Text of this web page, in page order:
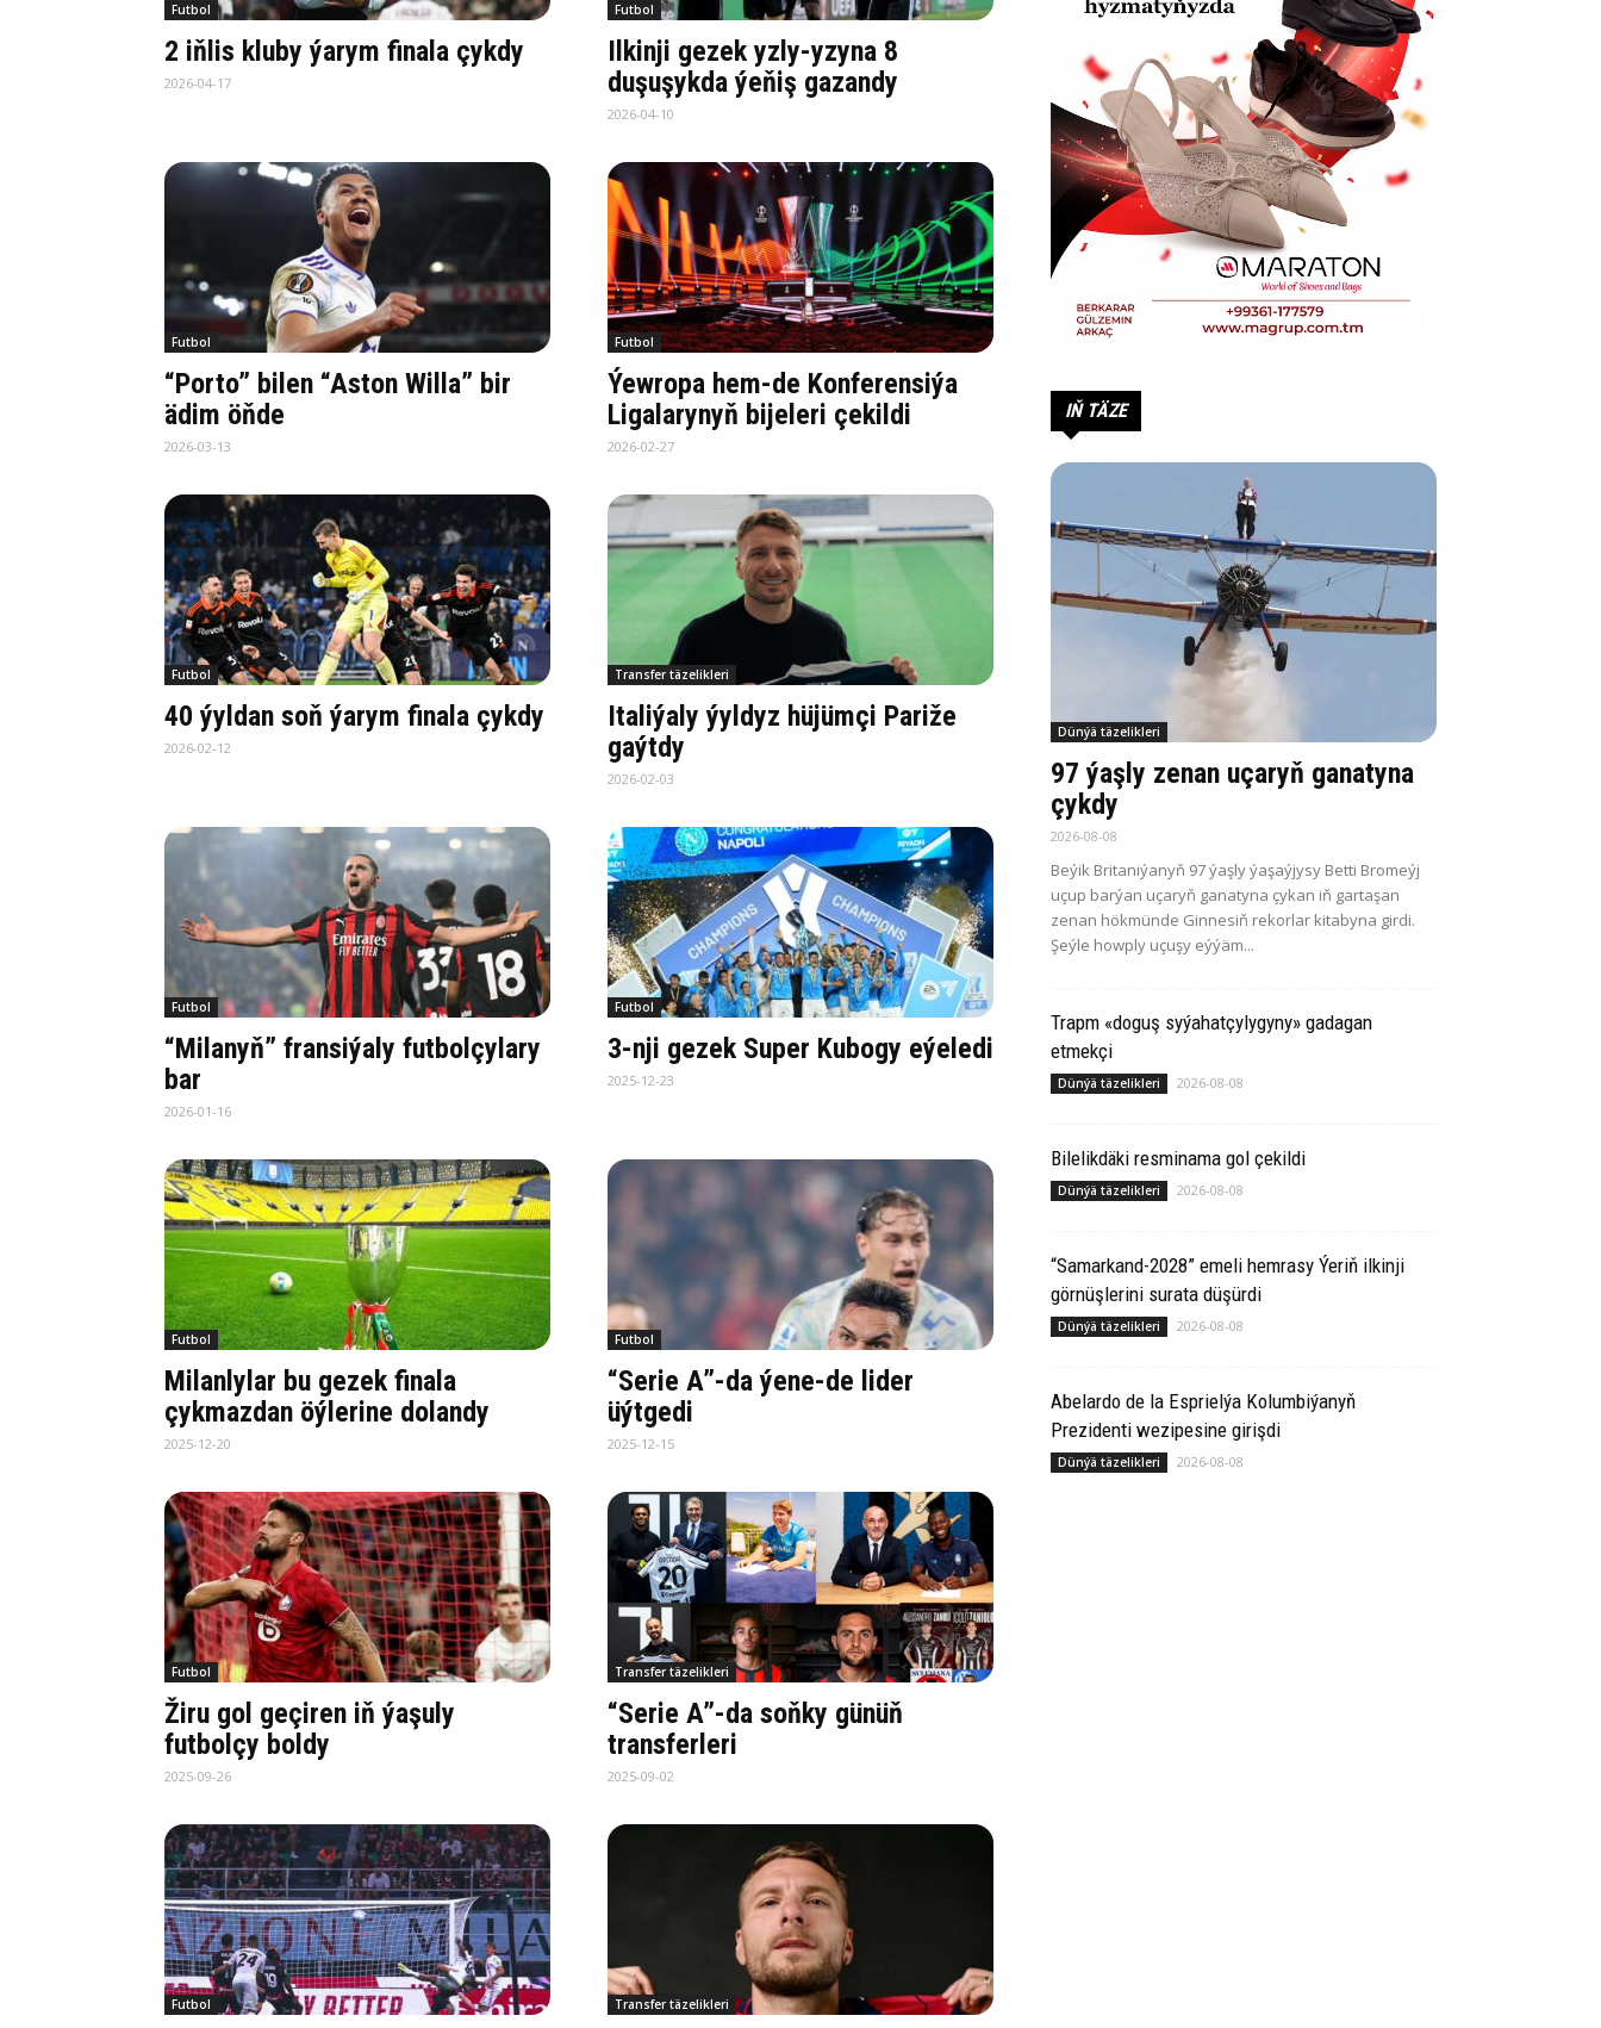
Futbol
2 iňlis kluby ýarym finala çykdy
2026-04-17
Futbol
Ilkinji gezek yzly-yzyna 8
duşuşykda ýeňiş gazandy
2026-04-10
Futbol
“Porto” bilen “Aston Willa” bir
ädim öňde
2026-03-13
Futbol
Ýewropa hem-de Konferensiýa
Ligalarynyň bijeleri çekildi
2026-02-27
Futbol
40 ýyldan soň ýarym finala çykdy
2026-02-12
Transfer täzelikleri
Italiýaly ýyldyz hüjümçi Pariže
gaýtdy
2026-02-03
Futbol
“Milanyň” fransiýaly futbolçylary
bar
2026-01-16
Futbol
3-nji gezek Super Kubogy eýeledi
2025-12-23
Futbol
Milanlylar bu gezek finala
çykmazdan öýlerine dolandy
2025-12-20
Futbol
“Serie A”-da ýene-de lider
üýtgedi
2025-12-15
Futbol
Žiru gol geçiren iň ýaşuly
futbolçy boldy
2025-09-26
Transfer täzelikleri
“Serie A”-da soňky günüň
transferleri
2025-09-02
Futbol Transfer täzelikleri
IŇ TÄZE
Dünýä täzelikleri
97 ýaşly zenan uçaryň ganatyna
çykdy
2026-08-08
Beýik Britaniýanyň 97 ýaşly ýaşaýjysy Betti Bromeýj
uçup barýan uçaryň ganatyna çykan iň gartaşan
zenan hökmünde Ginnesiň rekorlar kitabyna girdi.
Şeýle howply uçuşy eýýäm...
Trapm «doguş syýahatçylygyny» gadagan
etmekçi
Dünýä täzelikleri 2026-08-08
Bilelikdäki resminama gol çekildi
Dünýä täzelikleri 2026-08-08
“Samarkand-2028” emeli hemrasy Ýeriň ilkinji
görnüşlerini surata düşürdi
Dünýä täzelikleri 2026-08-08
Abelardo de la Esprielýa Kolumbiýanyň
Prezidenti wezipesine girişdi
Dünýä täzelikleri 2026-08-08